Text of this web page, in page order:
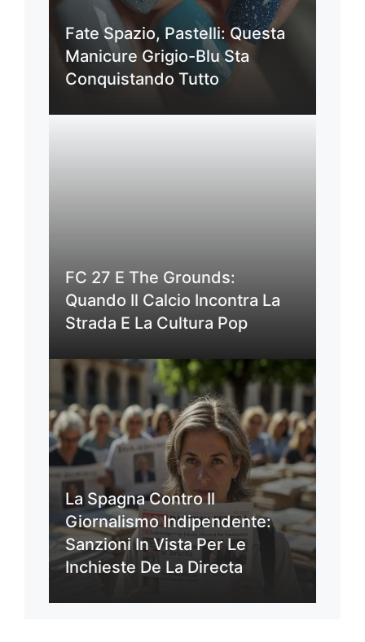
Fate Spazio, Pastelli: Questa
Manicure Grigio-Blu Sta
Conquistando Tutto
FC 27 E The Grounds:
Quando Il Calcio Incontra La
Strada E La Cultura Pop
La Spagna Contro Il
Giornalismo Indipendente:
Sanzioni In Vista Per Le
Inchieste De La Directa